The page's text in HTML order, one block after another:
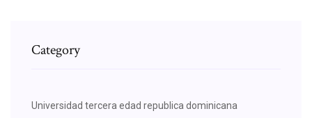
Category
Universidad tercera edad republica dominicana